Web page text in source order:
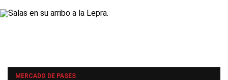
MERCADO DE PASES